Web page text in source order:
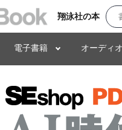
翔泳社の本
電子書籍 オーディ